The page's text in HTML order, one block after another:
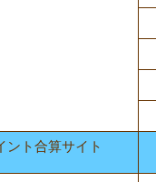
ント合算サイト